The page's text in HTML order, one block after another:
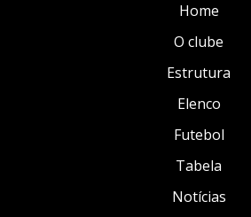
Home
O clube
Estrutura
Elenco
Futebol
Tabela
Notícias